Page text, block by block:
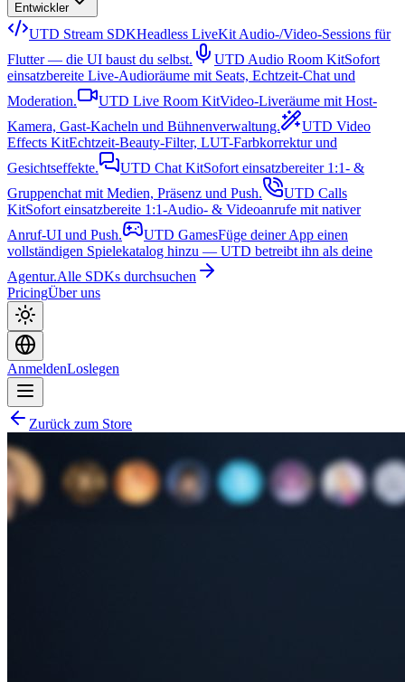
Entwickler
UTD Stream SDKHeadless LiveKit Audio-/Video-Sessions für
Flutter — die UI baust du selbst.
UTD Audio Room KitSofort
einsatzbereite Live-Audioräume mit Seats, Echtzeit-Chat und
Moderation.
UTD Live Room KitVideo-Liveräume mit Host-
Kamera, Gast-Kacheln und Bühnenverwaltung.
UTD Video
Effects KitEchtzeit-Beauty-Filter, LUT-Farbkorrektur und
Gesichtseffekte.
UTD Chat KitSofort einsatzbereiter 1:1- &
Gruppenchat mit Medien, Präsenz und Push.
UTD Calls
KitSofort einsatzbereite 1:1-Audio- & Videoanrufe mit nativer
Anruf-UI und Push.
UTD GamesFüge deiner App einen
vollständigen Spielekatalog hinzu — UTD betreibt ihn als deine
Agentur.Alle SDKs durchsuchen
PricingÜber uns
AnmeldenLoslegen
Zurück zum Store